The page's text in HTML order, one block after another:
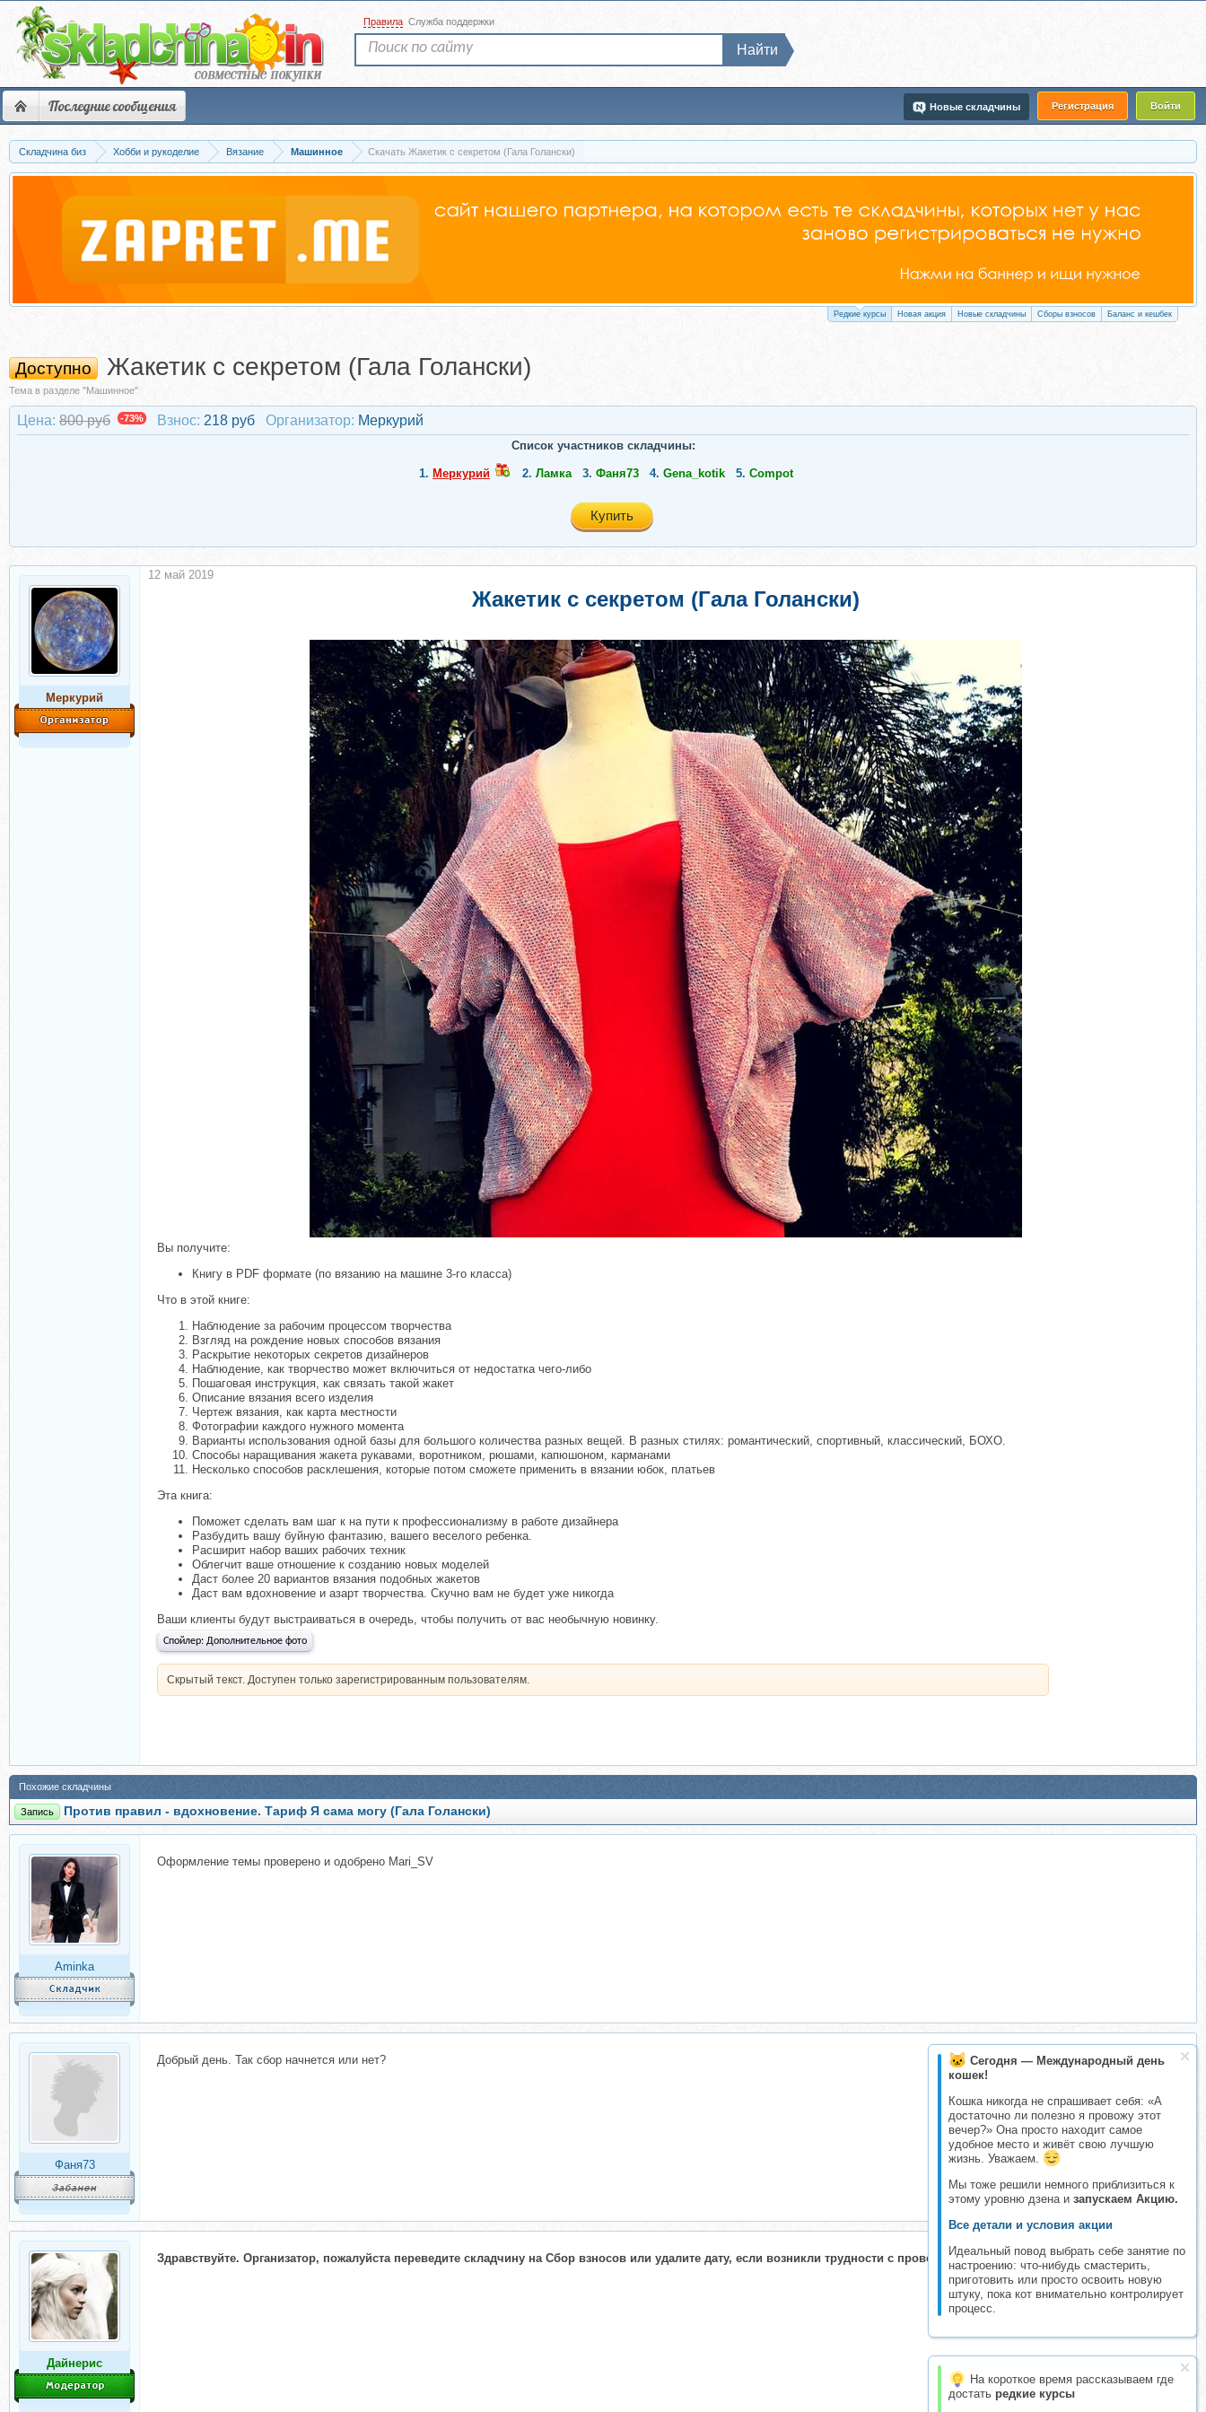
Последние сообщения Регистрация Войти
Новые складчины
Правила Служба поддержки
Найти
Складчина биз Хобби и рукоделие Вязание Машинное Скачать Жакетик с секретом (Гала Голански)
Редкие курсы Новая акция Новые складчины Сборы взносов Баланс и кешбек
Сегодня — Международный день
кошек!
Кошка никогда не спрашивает себя: «А
достаточно ли полезно я провожу этот
вечер?» Она просто находит самое
удобное место и живёт свою лучшую
жизнь. Уважаем.
Мы тоже решили немного приблизиться к
этому уровню дзена и запускаем Акцию.
Все детали и условия акции
Идеальный повод выбрать себе занятие по
настроению: что-нибудь смастерить,
приготовить или просто освоить новую
штуку, пока кот внимательно контролирует
процесс.
На короткое время рассказываем где
достать редкие курсы
Доступно Жакетик с секретом (Гала Голански)
Тема в разделе "Машинное"
Цена: 800 руб -73% Взнос: 218 руб Организатор: Меркурий
Список участников складчины:
1. Меркурий 2. Ламка 3. Фаня73 4. Gena_kotik 5. Compot
Купить
Меркурий
Жакетик с секретом (Гала Голански)
Вы получите:
Книгу в PDF формате (по вязанию на машине 3-го класса)
Что в этой книге:
Наблюдение за рабочим процессом творчества
Взгляд на рождение новых способов вязания
Раскрытие некоторых секретов дизайнеров
Наблюдение, как творчество может включиться от недостатка чего-либо
Пошаговая инструкция, как связать такой жакет
Описание вязания всего изделия
Чертеж вязания, как карта местности
Фотографии каждого нужного момента
Варианты использования одной базы для большого количества разных вещей. В разных стилях: романтический, спортивный, классический, БОХО.
Способы наращивания жакета рукавами, воротником, рюшами, капюшоном, карманами
Несколько способов расклешения, которые потом сможете применить в вязании юбок, платьев
Эта книга:
Поможет сделать вам шаг к на пути к профессионализму в работе дизайнера
Разбудить вашу буйную фантазию, вашего веселого ребенка.
Расширит набор ваших рабочих техник
Облегчит ваше отношение к созданию новых моделей
Даст более 20 вариантов вязания подобных жакетов
Даст вам вдохновение и азарт творчества. Скучно вам не будет уже никогда
Ваши клиенты будут выстраиваться в очередь, чтобы получить от вас необычную новинку.
Спойлер: Дополнительное фото
Скрытый текст. Доступен только зарегистрированным пользователям.
12 май 2019
Похожие складчины
Запись Против правил - вдохновение. Тариф Я сама могу (Гала Голански)
Aminka
Оформление темы проверено и одобрено Mari_SV
Фаня73
Добрый день. Так сбор начнется или нет?
Дайнерис
Здравствуйте. Организатор, пожалуйста переведите складчину на Сбор взносов или удалите дату, если возникли трудности с проведением.